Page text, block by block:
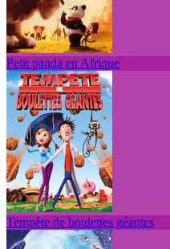
Petit panda en Afrique
Tempête de boulettes géantes